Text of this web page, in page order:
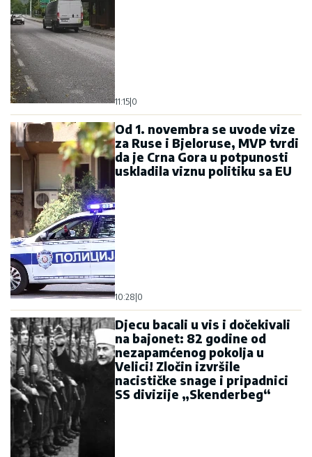
11:15 0
Od 1. novembra se uvode vize
za Ruse i Bjeloruse, MVP tvrdi
da je Crna Gora u potpunosti
uskladila viznu politiku sa EU
10:28 0
Djecu bacali u vis i dočekivali
na bajonet: 82 godine od
nezapamćenog pokolja u
Velici! Zločin izvršile
nacističke snage i pripadnici
SS divizije „Skenderbeg“